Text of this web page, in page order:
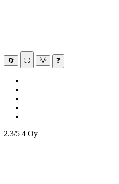
🔄 ⛶ 💡 ❓
2.3/5 4 Oy